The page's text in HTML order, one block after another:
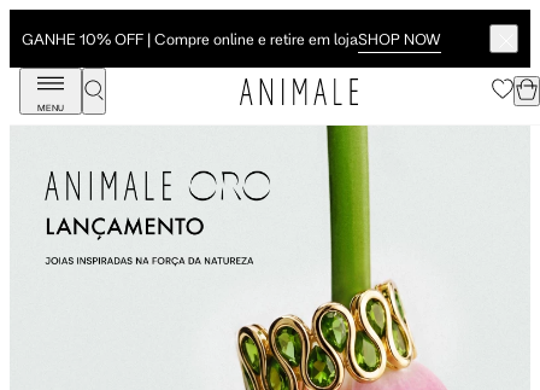
GANHE 10% OFF | Compre online e retire em lojaSHOP NOW
MENU